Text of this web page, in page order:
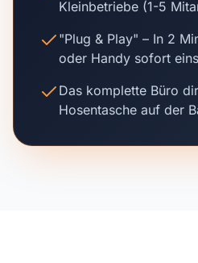
Kleinbetriebe (1-5
"Plug & Play" – In 2
oder Handy sofort
Das komplette Büro
Hosentasche auf der